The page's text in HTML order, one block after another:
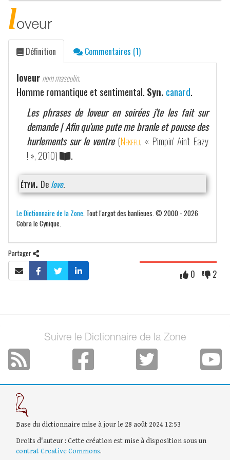
loveur
Définition Commentaires (1)
loveur nom masculin.
Homme romantique et sentimental. Syn. canard.
Les phrases de loveur en soirées j'te les fait sur
demande | Afin qu'une pute me branle et pousse des
hurlements sur le ventre (Nekfeu, « Pimpin' Ain't Eazy
! », 2010)
.
étym. De love.
Le Dictionnaire de la Zone . Tout l'argot des banlieues. © 2000 - 2026
Cobra le Cynique.
Partager
0 2
Suivre le Dictionnaire de la Zone
Base du dictionnaire mise à jour le 28 août 2024 12:53
Droits d'auteur : Cette création est mise à disposition sous un
contrat Creative Commons.